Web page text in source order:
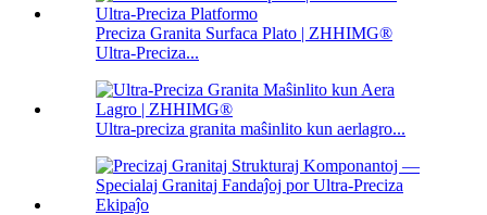
Preciza Granita Surfaca Plato | ZHHIMG®
Ultra-Preciza...
Ultra-preciza granita maŝinlito kun aerlagro...